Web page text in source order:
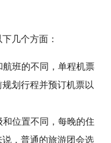
几个方面：
班的不同，单程机票
划行程并预订机票以
位置不同，每晚的住
，普通的旅游团会选